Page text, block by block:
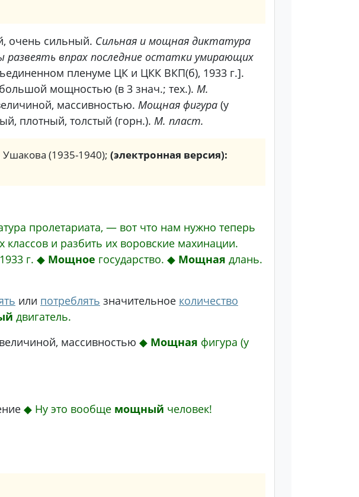
очень сильный. Сильная и мощная диктатура
впрах последние остатки умирающих
пленуме ЦК и ЦКК ВКП(б), 1933 г.].
мощностью (в 3 знач.; тех.). М.
массивностью. Мощная фигура (у
плотный, толстый (горн.). М. пласт.
Ушакова (1935-1940); (электронная версия):
пролетариата, — вот что нам нужно теперь
и разбить их воровские махинации.
г. ◆ Мощное государство. ◆ Мощная длань.
или потреблять значительное количество
двигатель.
массивностью ◆ Мощная фигура (у
◆ Ну это вообще мощный человек!